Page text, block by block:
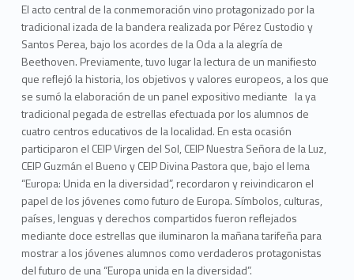
El acto central de la conmemoración vino protagonizado por la
tradicional izada de la bandera realizada por Pérez Custodio y
Santos Perea, bajo los acordes de la Oda a la alegría de
Beethoven. Previamente, tuvo lugar la lectura de un manifiesto
que reflejó la historia, los objetivos y valores europeos, a los que
se sumó la elaboración de un panel expositivo mediante la ya
tradicional pegada de estrellas efectuada por los alumnos de
cuatro centros educativos de la localidad. En esta ocasión
participaron el CEIP Virgen del Sol, CEIP Nuestra Señora de la Luz,
CEIP Guzmán el Bueno y CEIP Divina Pastora que, bajo el lema
“Europa: Unida en la diversidad”, recordaron y reivindicaron el
papel de los jóvenes como futuro de Europa. Símbolos, culturas,
países, lenguas y derechos compartidos fueron reflejados
mediante doce estrellas que iluminaron la mañana tarifeña para
mostrar a los jóvenes alumnos como verdaderos protagonistas
del futuro de una “Europa unida en la diversidad”.